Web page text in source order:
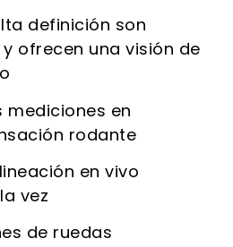
definición son
ofrecen una visión de
en
rodante
en vivo
vez
de ruedas